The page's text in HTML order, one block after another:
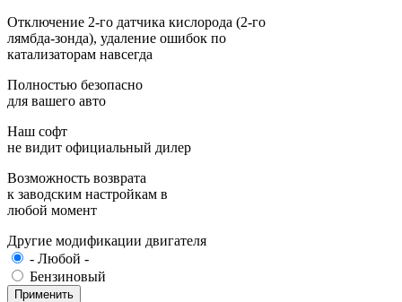
Отключение 2-го датчика кислорода (2-го
лямбда-зонда), удаление ошибок по
катализаторам навсегда
Полностью безопасно
для вашего авто
Наш софт
не видит официальный дилер
Возможность возврата
к заводским настройкам в
любой момент
Другие модификации двигателя
- Любой -
Бензиновый